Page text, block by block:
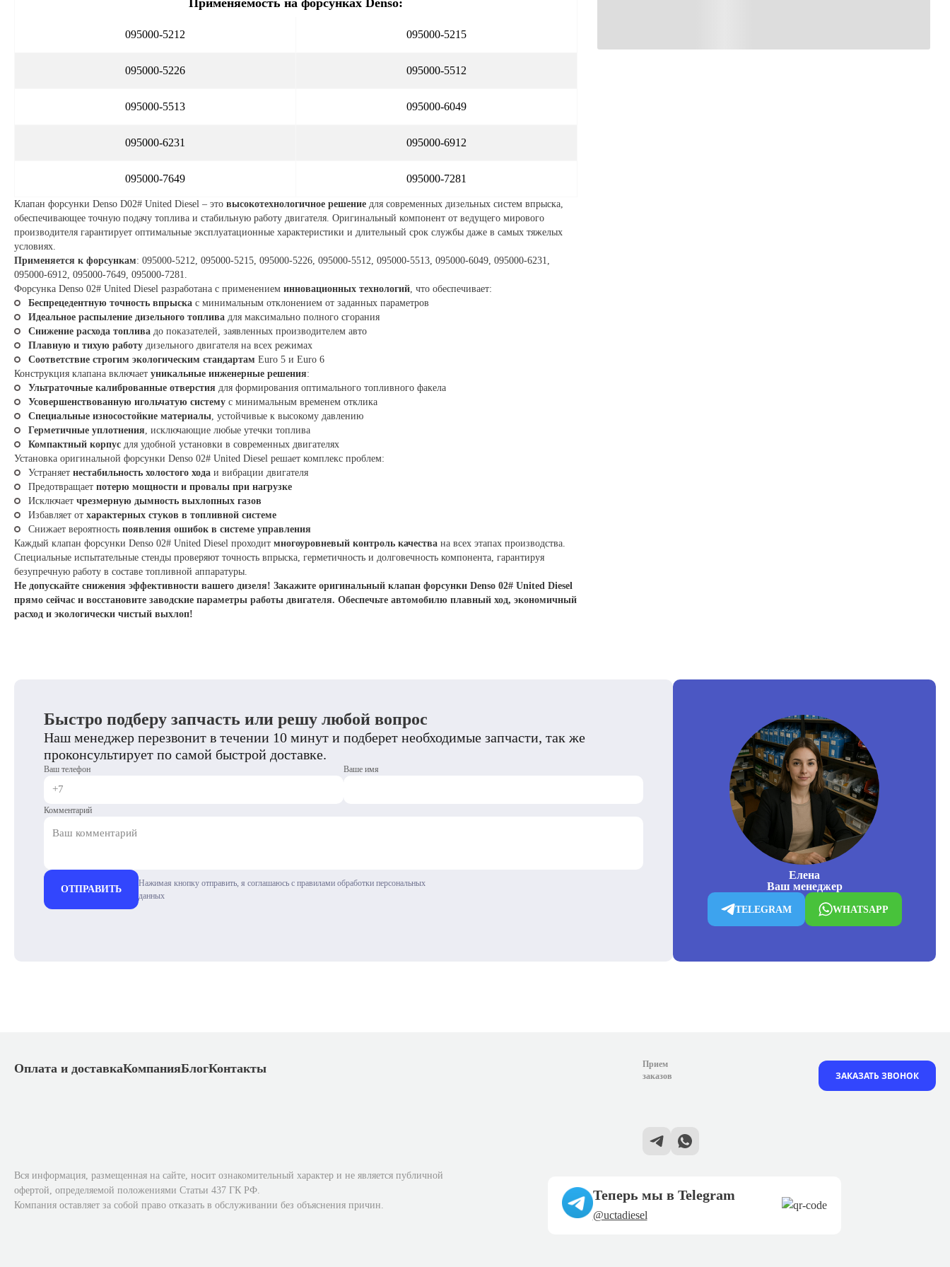
095000-5212 095000-5215
095000-5226 095000-5512
095000-5513 095000-6049
095000-6231 095000-6912
095000-7649 095000-7281
Клапан форсунки Denso D02# United Diesel – это высокотехнологичное решение для современных дизельных систем впрыска,
обеспечивающее точную подачу топлива и стабильную работу двигателя. Оригинальный компонент от ведущего мирового
производителя гарантирует оптимальные эксплуатационные характеристики и длительный срок службы даже в самых тяжелых
условиях.
Применяется к форсункам: 095000-5212, 095000-5215, 095000-5226, 095000-5512, 095000-5513, 095000-6049, 095000-6231,
095000-6912, 095000-7649, 095000-7281.
Форсунка Denso 02# United Diesel разработана с применением инновационных технологий , что обеспечивает:
Беспрецедентную точность впрыска с минимальным отклонением от заданных параметров
Идеальное распыление дизельного топлива для максимально полного сгорания
Снижение расхода топлива до показателей, заявленных производителем авто
Плавную и тихую работу дизельного двигателя на всех режимах
Соответствие строгим экологическим стандартам Euro 5 и Euro 6
Конструкция клапана включает уникальные инженерные решения:
Ультраточные калиброванные отверстия для формирования оптимального топливного факела
Усовершенствованную игольчатую систему с минимальным временем отклика
Специальные износостойкие материалы , устойчивые к высокому давлению
Герметичные уплотнения , исключающие любые утечки топлива
Компактный корпус для удобной установки в современных двигателях
Установка оригинальной форсунки Denso 02# United Diesel решает комплекс проблем:
Устраняет нестабильность холостого хода и вибрации двигателя
Предотвращает потерю мощности и провалы при нагрузке
Исключает чрезмерную дымность выхлопных газов
Избавляет от характерных стуков в топливной системе
Снижает вероятность появления ошибок в системе управления
Каждый клапан форсунки Denso 02# United Diesel проходит многоуровневый контроль качества на всех этапах производства.
Специальные испытательные стенды проверяют точность впрыска, герметичность и долговечность компонента, гарантируя
безупречную работу в составе топливной аппаратуры.
Не допускайте снижения эффективности вашего дизеля! Закажите оригинальный клапан форсунки Denso 02# United Diesel
прямо сейчас и восстановите заводские параметры работы двигателя. Обеспечьте автомобилю плавный ход, экономичный
расход и экологически чистый выхлоп!
Быстро подберу запчасть или решу любой вопрос
Наш менеджер перезвонит в течении 10 минут и подберет необходимые запчасти, так же
проконсультирует по самой быстрой доставке.
Ваш телефон Ваше имя
Комментарий
ОТПРАВИТЬ
Нажимая кнопку отправить, я соглашаюсь с правилами обработки персональных
данных
Елена
Ваш менеджер
TELEGRAM WHATSAPP
Оплата и доставкаКомпанияБлогКонтакты
Прием
заказов
ЗАКАЗАТЬ ЗВОНОК
Вся информация, размещенная на сайте, носит ознакомительный характер и не является публичной
офертой, определяемой положениями Статьи 437 ГК РФ.
Компания оставляет за собой право отказать в обслуживании без объяснения причин.
Теперь мы в Telegram
@uctadiesel